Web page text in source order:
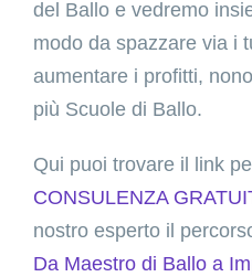
del Ballo e vedremo
modo da spazzare via i
aumentare i profitti,
più Scuole di Ballo.
Qui puoi trovare il link
CONSULENZA
nostro esperto il
Da Maestro di Ballo a